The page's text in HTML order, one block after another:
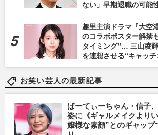
ない」早期退職の可能
趣里主演ドラマ『大空
のコラボポスター解禁
タイミング”… 三山凌
を連想させる“キャッチ
お笑い芸人の最新記事
ぱーてぃーちゃん・信子
姿に《ギャルメイクより
嬢様な素顔”とのギャップ